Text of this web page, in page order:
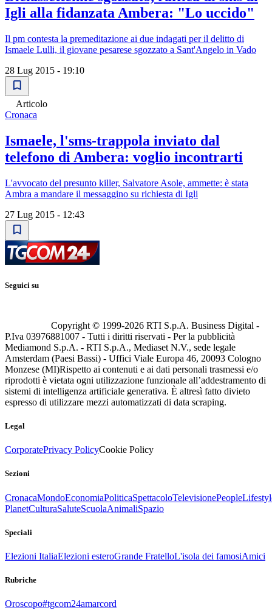
Igli alla fidanzata Ambera: "Lo uccido"
Il pm contesta la premeditazione ai due indagati per il delitto di
Ismaele Lulli, il giovane pesarese sgozzato a Sant'Angelo in Vado
28 Lug 2015 - 19:10
Articolo
Cronaca
Ismaele, l'sms-trappola inviato dal
telefono di Ambera: voglio incontrarti
L'avvocato del presunto killer, Salvatore Asole, ammette: è stata
Ambra a mandare il messaggino su richiesta di Igli
27 Lug 2015 - 12:43
Seguici su
Copyright © 1999-2026 RTI S.p.A. Business Digital -
P.Iva 03976881007 - Tutti i diritti riservati - Per la pubblicità
Mediamond S.p.A. - RTI S.p.A., Mediaset N.V., sede legale
Amsterdam (Paesi Bassi) - Uffici Viale Europa 46, 20093 Cologno
Monzese (MI)Rispetto ai contenuti e ai dati personali trasmessi e/o
riprodotti è vietata ogni utilizzazione funzionale all’addestramento di
sistemi di intelligenza artificiale generativa. È altresì fatto divieto
espresso di utilizzare mezzi automatizzati di data scraping.
Legal
CorporatePrivacy PolicyCookie Policy
Sezioni
CronacaMondoEconomiaPoliticaSpettacoloTelevisionePeople
PlanetCulturaSaluteScuolaAnimaliSpazio
Speciali
Elezioni ItaliaElezioni esteroGrande FratelloL'isola dei famosiAmici
Rubriche
Oroscopo#tgcom24amarcord